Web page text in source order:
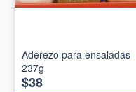
Aderezo para ensaladas
237g
$38